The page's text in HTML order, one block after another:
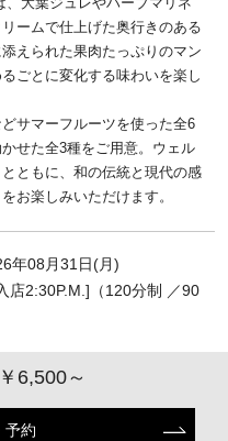
ームで仕上げた奥行きのある
えられた果肉たっぷりのマン
ごとに変化する味わいを楽し
サマーフルーツを使った全6
せた全3種をご用意。ウェル
ともに、和の伝統と現代の感
お楽しみいただけます。
年08月31日(月)
店2:30P.M.]（120分制 ／90
￥6,500～
予約